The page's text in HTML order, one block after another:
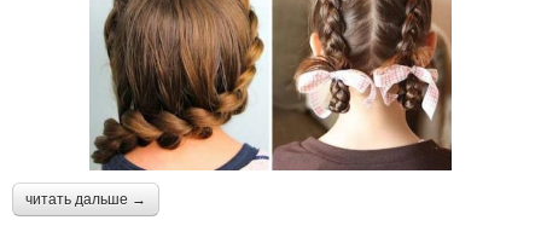
читать дальше →